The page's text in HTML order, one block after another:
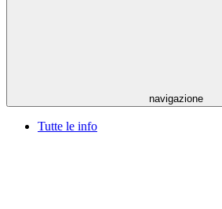
navigazione
Tutte le info